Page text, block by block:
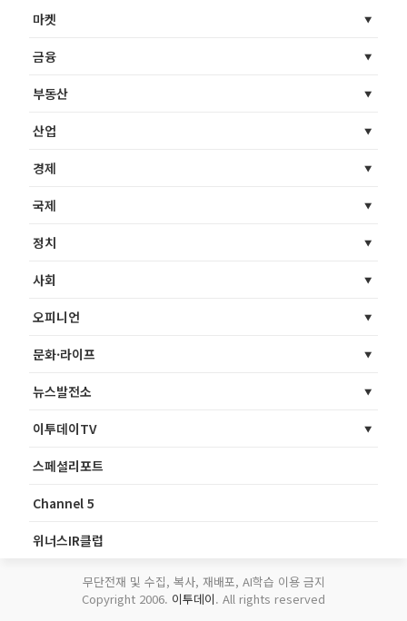
마켓
금융
부동산
산업
경제
국제
정치
사회
오피니언
문화·라이프
뉴스발전소
이투데이TV
스페셜리포트
Channel 5
위너스IR클럽
무단전재 및 수집, 복사, 재배포, AI학습 이용 금지
Copyright 2006. 이투데이. All rights reserved